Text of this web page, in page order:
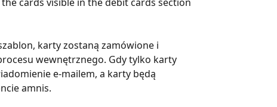
karty zostaną zamówione i
wewnętrznego. Gdy tylko karty
e-mailem, a karty będą
amnis.